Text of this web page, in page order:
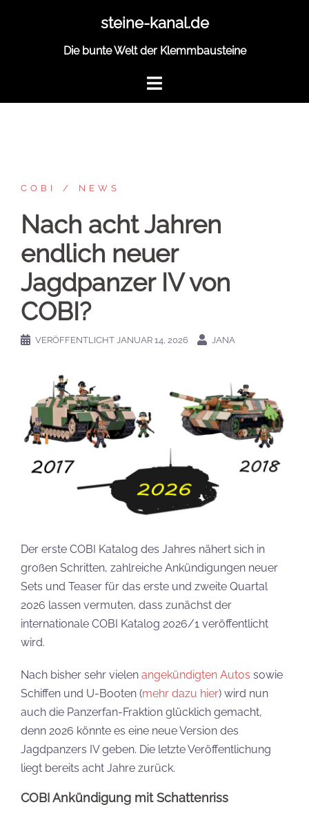
steine-kanal.de
Die bunte Welt der Klemmbausteine
COBI NEWS
Nach acht Jahren
endlich neuer
Jagdpanzer IV von
COBI?
VERÖFFENTLICHT JANUAR 14, 2026 JANA
Der erste COBI Katalog des Jahres nähert sich in
großen Schritten, zahlreiche Ankündigungen neuer
Sets und Teaser für das erste und zweite Quartal
2026 lassen vermuten, dass zunächst der
internationale COBI Katalog 2026/1 veröffentlicht
wird.
Nach bisher sehr vielen angekündigten Autos sowie
Schiffen und U-Booten (mehr dazu hier) wird nun
auch die Panzerfan-Fraktion glücklich gemacht,
denn 2026 könnte es eine neue Version des
Jagdpanzers IV geben. Die letzte Veröffentlichung
liegt bereits acht Jahre zurück.
COBI Ankündigung mit Schattenriss